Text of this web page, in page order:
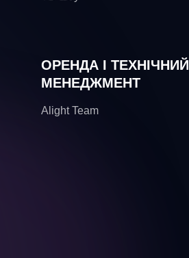
ОРЕНДА І ТЕХНІЧНИЙ
МЕНЕДЖМЕНТ
Alight Team